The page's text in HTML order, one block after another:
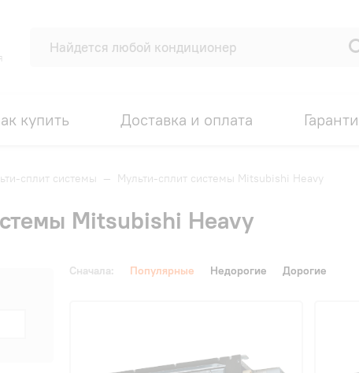
купить Доставка и оплата
сплит системы — Мульти-сплит системы Mitsubishi Heavy
Mitsubishi Heavy
Сначала: Популярные Недорогие Дорогие